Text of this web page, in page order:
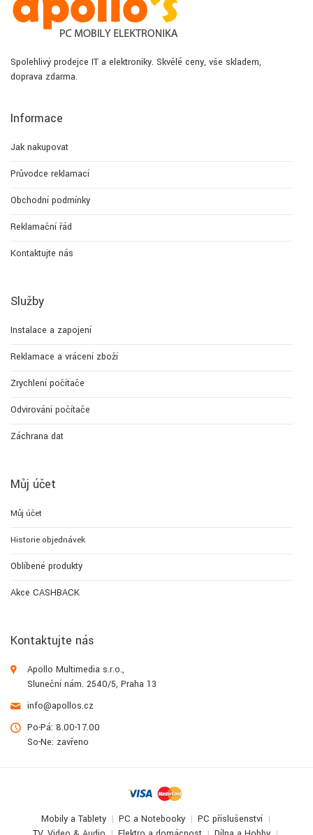
Spolehlivý prodejce IT a elektroniky. Skvělé ceny, vše skladem,
doprava zdarma.
Informace
Jak nakupovat
Průvodce reklamací
Obchodní podmínky
Reklamační řád
Kontaktujte nás
Služby
Instalace a zapojení
Reklamace a vrácení zboží
Zrychlení počítače
Odvirování počítače
Záchrana dat
Můj účet
Můj účet
Historie objednávek
Oblíbené produkty
Akce CASHBACK
Kontaktujte nás
Apollo Multimedia s.r.o.,
Sluneční nám. 2540/5, Praha 13
info@apollos.cz
Po-Pá: 8.00-17.00
So-Ne: zavřeno
Mobily a Tablety PC a Notebooky
PC příslušenství